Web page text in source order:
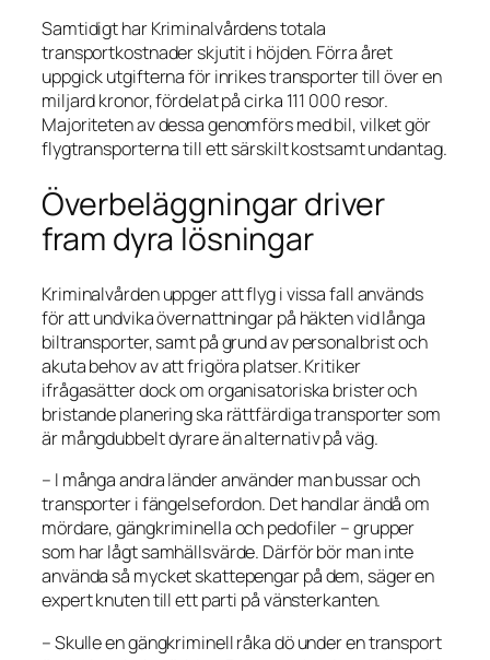
Samtidigt har Kriminalvårdens totala
transportkostnader skjutit i höjden. Förra året
uppgick utgifterna för inrikes transporter till över en
miljard kronor, fördelat på cirka 111 000 resor.
Majoriteten av dessa genomförs med bil, vilket gör
flygtransporterna till ett särskilt kostsamt undantag.
Överbeläggningar driver
fram dyra lösningar
Kriminalvården uppger att flyg i vissa fall används
för att undvika övernattningar på häkten vid långa
biltransporter, samt på grund av personalbrist och
akuta behov av att frigöra platser. Kritiker
ifrågasätter dock om organisatoriska brister och
bristande planering ska rättfärdiga transporter som
är mångdubbelt dyrare än alternativ på väg.
– I många andra länder använder man bussar och
transporter i fängelsefordon. Det handlar ändå om
mördare, gängkriminella och pedofiler – grupper
som har lågt samhällsvärde. Därför bör man inte
använda så mycket skattepengar på dem, säger en
expert knuten till ett parti på vänsterkanten.
– Skulle en gängkriminell råka dö under en transport